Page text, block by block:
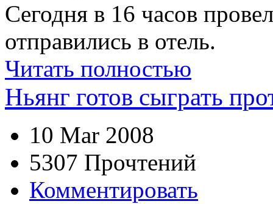
Сегодня в 16 часов
отправились в отель.
Читать полностью
Ньянг готов сыграть
10 Mar 2008
5307 Прочтений
Комментировать